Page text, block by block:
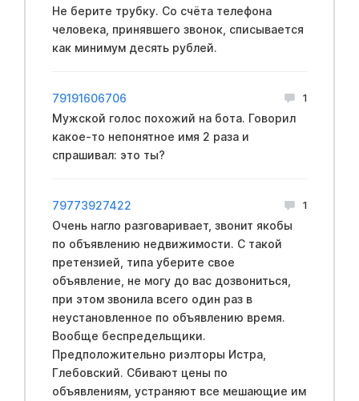
Не берите трубку. Со счёта телефона
человека, принявшего звонок, списывается
как минимум десять рублей.
79191606706 1
Мужской голос похожий на бота. Говорил
какое-то непонятное имя 2 раза и
спрашивал: это ты?
79773927422 1
Очень нагло разговаривает, звонит якобы
по объявлению недвижимости. С такой
претензией, типа уберите свое
объявление, не могу до вас дозвониться,
при этом звонила всего один раз в
неустановленное по объявлению время.
Вообще беспредельщики.
Предположительно риэлторы Истра,
Глебовский. Сбивают цены по
объявлениям, устраняют все мешающие им